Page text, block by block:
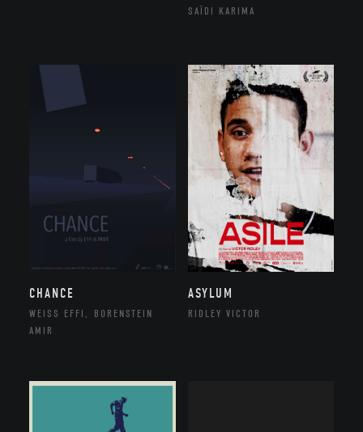
SAÏDI KARIMA
CHANCE
WEISS EFFI, BORENSTEIN
AMIR
ASYLUM
RIDLEY VICTOR